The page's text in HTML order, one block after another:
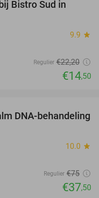
Bistro Sud in
9.9 star
Regulier €22,20
€14,50
50%
DNA-behandeling
10.0 star
Regulier €75
€37,50